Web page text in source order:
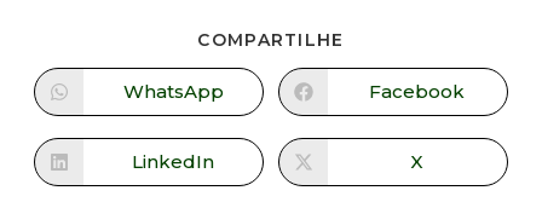
COMPARTILHE
WhatsApp Facebook
LinkedIn X